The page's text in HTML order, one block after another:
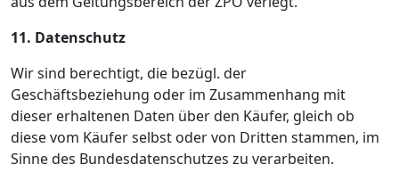
11. Datenschutz
Wir sind berechtigt, die bezügl. der
Geschäftsbeziehung oder im Zusammenhang mit
dieser erhaltenen Daten über den Käufer, gleich ob
diese vom Käufer selbst oder von Dritten stammen, im
Sinne des Bundesdatenschutzes zu verarbeiten.